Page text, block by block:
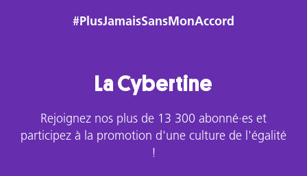
#PlusJamaisSansMonAccord
La Cybertine
Rejoignez nos plus de 13 300 abonné·es et
participez à la promotion d'une culture de l'égalité
!